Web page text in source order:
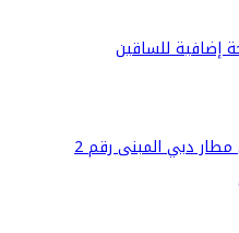
إضافية للساقين
دبي المبنى رقم 2